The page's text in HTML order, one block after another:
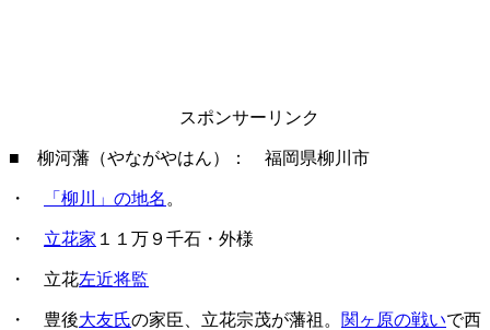
スポンサーリンク
■ 柳河藩（やながやはん）： 福岡県柳川市
・ 「柳川」の地名 。
・ 立花家 １１万９千石・外様
・ 立花左近将監
・ 豊後大友氏の家臣、立花宗茂が藩祖。 関ヶ原の戦いで西